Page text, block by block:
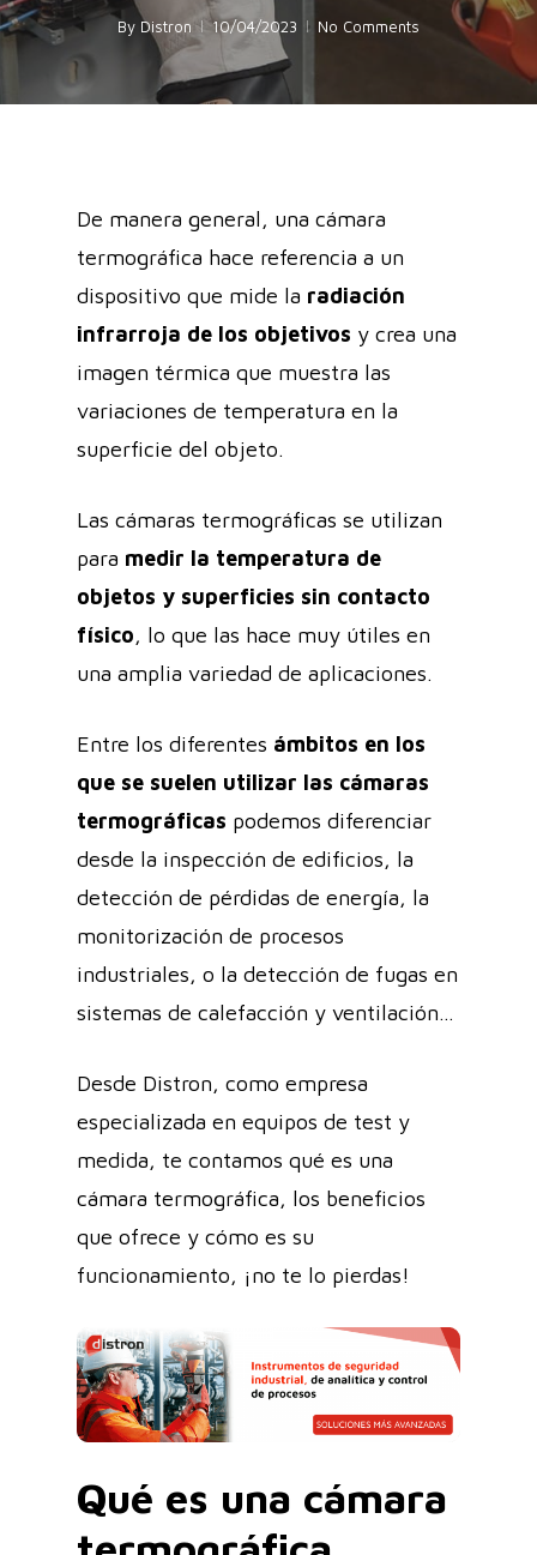
By Distron 10/04/2023 No Comments
De manera general, una cámara
termográfica hace referencia a un
dispositivo que mide la radiación
infrarroja de los objetivos y crea una
imagen térmica que muestra las
variaciones de temperatura en la
superficie del objeto.
Las cámaras termográficas se utilizan
para medir la temperatura de
objetos y superficies sin contacto
físico, lo que las hace muy útiles en
una amplia variedad de aplicaciones.
Entre los diferentes ámbitos en los
que se suelen utilizar las cámaras
termográficas podemos diferenciar
desde la inspección de edificios, la
detección de pérdidas de energía, la
monitorización de procesos
industriales, o la detección de fugas en
sistemas de calefacción y ventilación…
Desde Distron, como empresa
especializada en equipos de test y
medida, te contamos qué es una
cámara termográfica, los beneficios
que ofrece y cómo es su
funcionamiento, ¡no te lo pierdas!
Qué es una cámara